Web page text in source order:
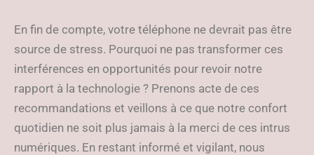
En fin de compte, votre téléphone ne devrait pas être
source de stress. Pourquoi ne pas transformer ces
interférences en opportunités pour revoir notre
rapport à la technologie ? Prenons acte de ces
recommandations et veillons à ce que notre confort
quotidien ne soit plus jamais à la merci de ces intrus
numériques. En restant informé et vigilant, nous